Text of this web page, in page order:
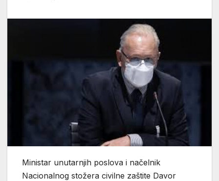
Ministar unutarnjih poslova i načelnik
Nacionalnog stožera civilne zaštite Davor